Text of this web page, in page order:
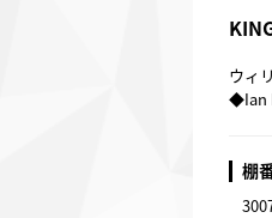
ウィ
◆Ian
棚